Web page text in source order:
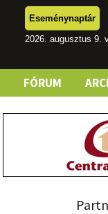
Eseménynaptár
2026. augusztus 9.
FÓRUM